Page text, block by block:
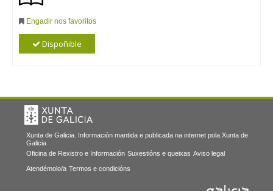
Engadir nos favoritos
Dispoñible
Xunta de Galicia. Información mantida e publicada na internet pola Xunta de
Galicia
Oficina de Rexistro e Información Suxestións e queixas Aviso legal
Atendémolo/a Termos e condicións